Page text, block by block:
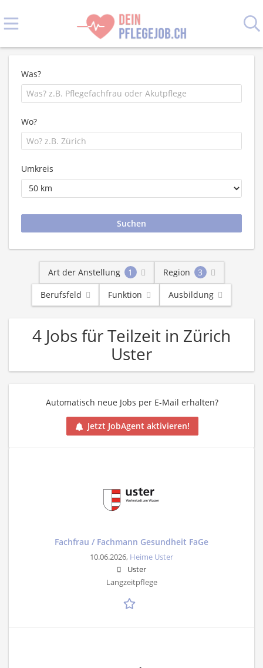
Was?
Wo?
Umkreis
Art der Anstellung 1 Region
3
Berufsfeld
Funktion Ausbildung
4 Jobs für Teilzeit in Zürich
Uster
Automatisch neue Jobs per E-Mail erhalten?
Jetzt JobAgent aktivieren!
Fachfrau / Fachmann Gesundheit FaGe
10.06.2026, Heime Uster
Uster
Langzeitpflege